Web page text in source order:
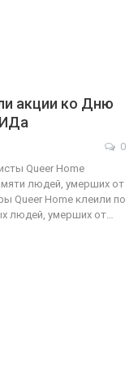
акции ко Дню
0
Queer Home
людей, умерших от
Queer Home клеили по
людей, умерших от…